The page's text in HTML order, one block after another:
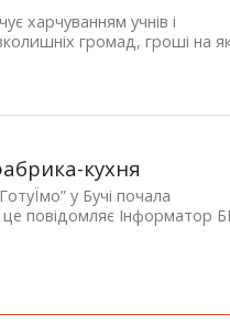
харчуванням учнів і
громад, гроші на
кухня
у Бучі почала
повідомляє Інформатор